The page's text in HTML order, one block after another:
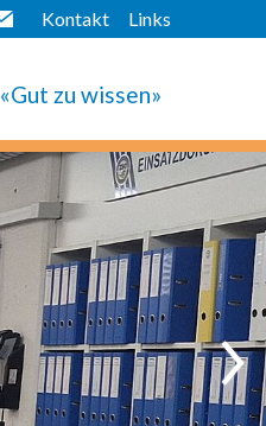
Links
Kontakt
«Gut zu wissen»